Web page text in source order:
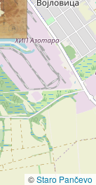
©Staro Pančevo